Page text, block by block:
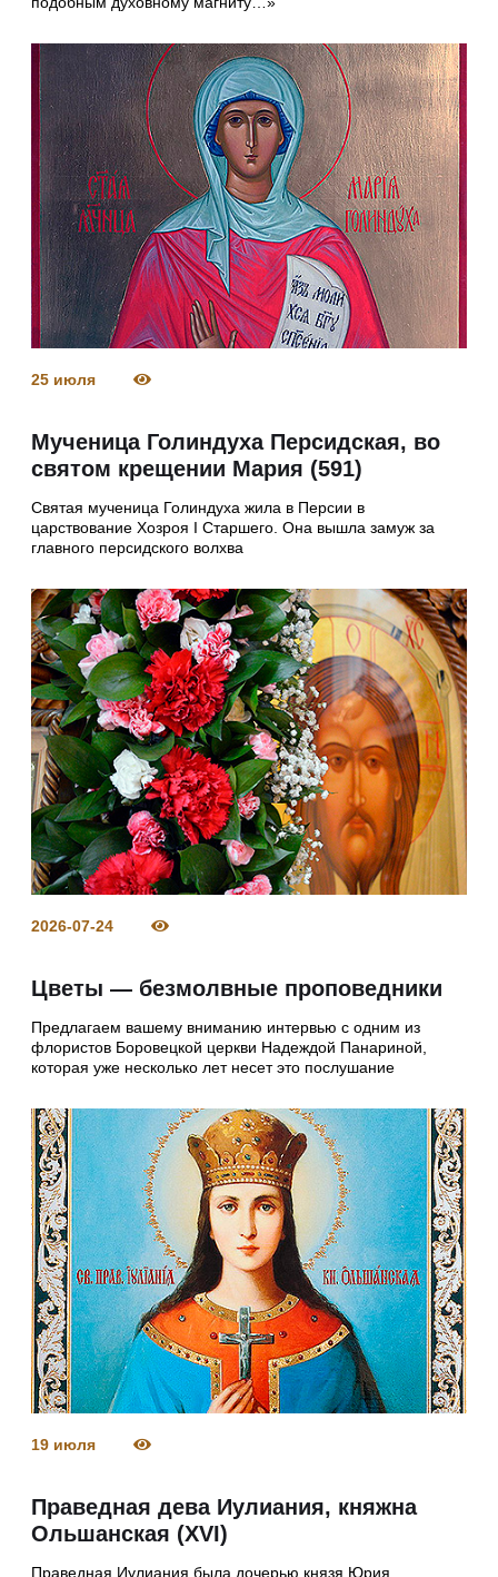
25 июля
Мученица Голиндуха Персидская, во
святом крещении Мария (591)
Святая мученица Голиндуха жила в Персии в
царствование Хозроя I Старшего. Она вышла замуж за
главного персидского волхва
2026-07-24
Цветы — безмолвные проповедники
Предлагаем вашему вниманию интервью с одним из
флористов Боровецкой церкви Надеждой Панариной,
которая уже несколько лет несет это послушание
19 июля
Праведная дева Иулиания, княжна
Ольшанская (XVI)
Праведная Иулиания была дочерью князя Юрия